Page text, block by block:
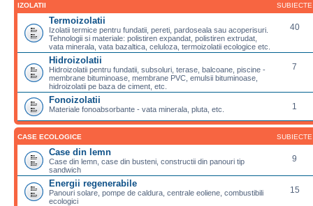
IZOLATII SUBIECTE
Termoizolatii
Izolatii termice pentru fundatii, pereti, pardoseala sau acoperisuri.
Tehnologii si materiale: polistiren expandat, polistiren extrudat,
vata minerala, vata bazaltica, celuloza, termoizolatii ecologice etc.
40
Hidroizolatii
Hidroizolatii pentru fundatii, subsoluri, terase, balcoane, piscine -
membrane bituminoase, membrane PVC, emulsii bituminoase,
hidroizolatii pe baza de ciment, etc.
7
Fonoizolatii
Materiale fonoabsorbante - vata minerala, pluta, etc. 1
CASE ECOLOGICE SUBIECTE
Case din lemn
Case din lemn, case din busteni, constructii din panouri tip
sandwich
9
Energii regenerabile
Panouri solare, pompe de caldura, centrale eoliene, combustibili
ecologici
15